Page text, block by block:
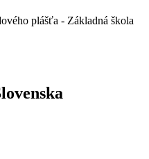
plášťa - Základná škola